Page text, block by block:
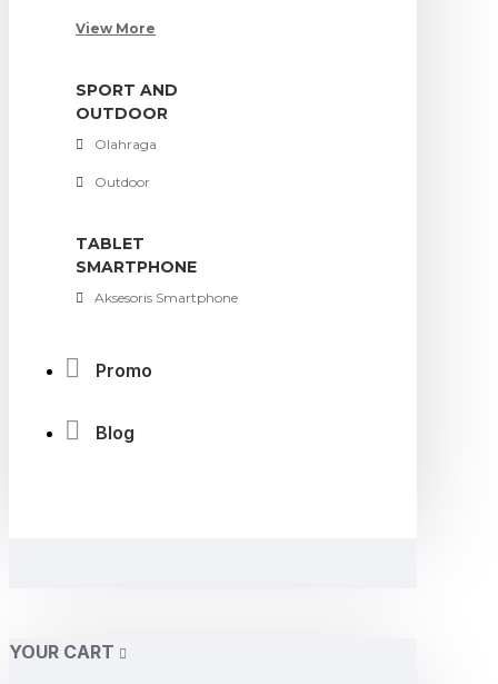
View More
SPORT AND
OUTDOOR
Olahraga
Outdoor
TABLET
SMARTPHONE
Aksesoris Smartphone
Promo
Blog
YOUR CART